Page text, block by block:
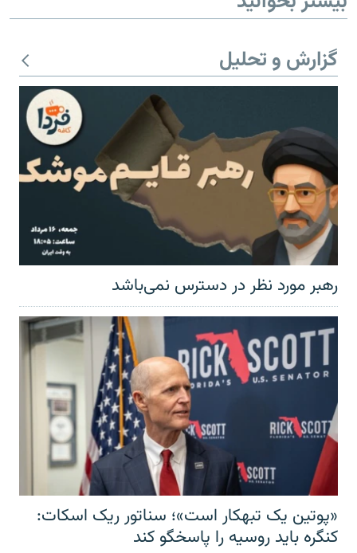
گزارش و تحلیل
رهبر مورد نظر در دسترس نمی‌باشد
«پوتین یک تبهکار است»؛ سناتور ریک اسکات:
کنگره باید روسیه را پاسخگو کند